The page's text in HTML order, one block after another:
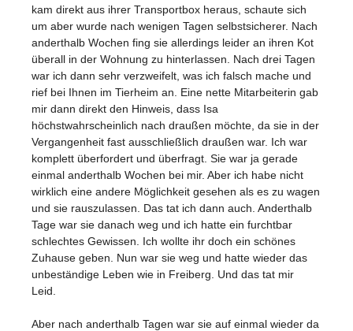
kam direkt aus ihrer Transportbox heraus, schaute sich
um aber wurde nach wenigen Tagen selbstsicherer. Nach
anderthalb Wochen fing sie allerdings leider an ihren Kot
überall in der Wohnung zu hinterlassen. Nach drei Tagen
war ich dann sehr verzweifelt, was ich falsch mache und
rief bei Ihnen im Tierheim an. Eine nette Mitarbeiterin gab
mir dann direkt den Hinweis, dass Isa
höchstwahrscheinlich nach draußen möchte, da sie in der
Vergangenheit fast ausschließlich draußen war. Ich war
komplett überfordert und überfragt. Sie war ja gerade
einmal anderthalb Wochen bei mir. Aber ich habe nicht
wirklich eine andere Möglichkeit gesehen als es zu wagen
und sie rauszulassen. Das tat ich dann auch. Anderthalb
Tage war sie danach weg und ich hatte ein furchtbar
schlechtes Gewissen. Ich wollte ihr doch ein schönes
Zuhause geben. Nun war sie weg und hatte wieder das
unbeständige Leben wie in Freiberg. Und das tat mir
Leid.
Aber nach anderthalb Tagen war sie auf einmal wieder da